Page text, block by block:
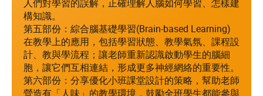
人們對學習的誤解，正確理解人腦如何學習、怎樣建
構知識。
第五部份：綜合腦基礎學習(Brain-based Learning)
在教學上的應用，包括學習狀態、教學氣氛、課程設
計、教與學流程；讓老師重新認識啟動學生的腦細
胞，讓它們互相連結，形成更多神經網絡的重要性。
第六部份：分享優化小班課堂設計的策略，幫助老師
營造有「人味」的教學環境，鼓勵全班學生都能參與